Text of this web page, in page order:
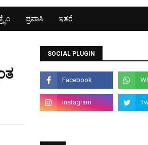
ಪ್ರವಾಸಿ ಇತರೆ
SOCIAL PLUGIN